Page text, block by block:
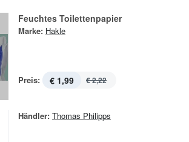
Feuchtes Toilettenpapier
Marke: Hakle
Preis: € 1,99 € 2,22
Händler: Thomas Philipps